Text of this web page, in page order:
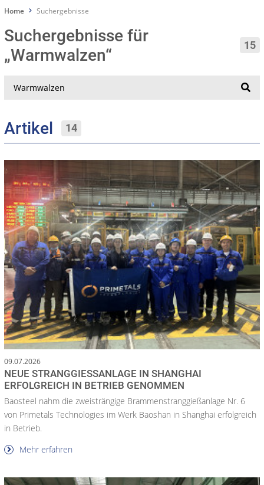
Home Suchergebnisse
Suchergebnisse für
„Warmwalzen“
15
Artikel 14
09.07.2026
NEUE STRANGGIESSANLAGE IN SHANGHAI E
RFOLGREICH IN BETRIEB GENOMMEN
Baosteel nahm die zweisträngige Brammenstranggießanlage Nr. 6
von Primetals Technologies im Werk Baoshan in Shanghai erfolgreich
in Betrieb.
Mehr erfahren